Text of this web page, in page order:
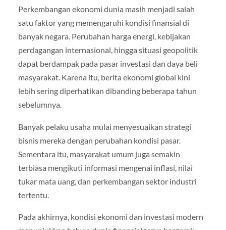
Perkembangan ekonomi dunia masih menjadi salah
satu faktor yang memengaruhi kondisi finansial di
banyak negara. Perubahan harga energi, kebijakan
perdagangan internasional, hingga situasi geopolitik
dapat berdampak pada pasar investasi dan daya beli
masyarakat. Karena itu, berita ekonomi global kini
lebih sering diperhatikan dibanding beberapa tahun
sebelumnya.
Banyak pelaku usaha mulai menyesuaikan strategi
bisnis mereka dengan perubahan kondisi pasar.
Sementara itu, masyarakat umum juga semakin
terbiasa mengikuti informasi mengenai inflasi, nilai
tukar mata uang, dan perkembangan sektor industri
tertentu.
Pada akhirnya, kondisi ekonomi dan investasi modern